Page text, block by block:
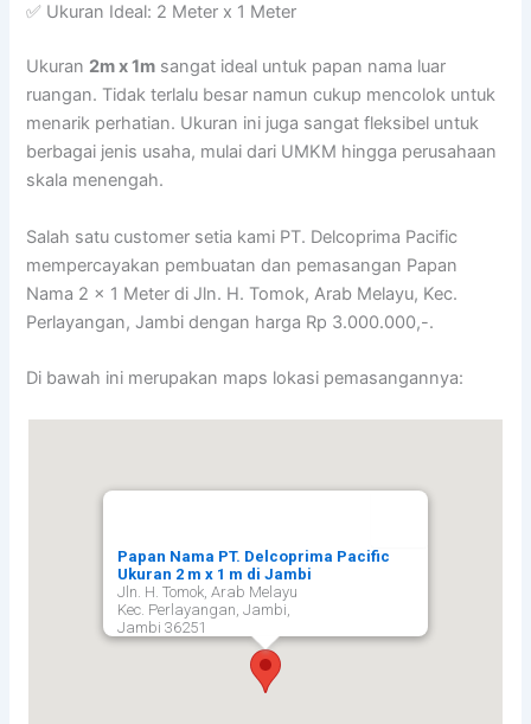
✅ Ukuran Ideal: 2 Meter x 1 Meter
Ukuran 2m x 1m sangat ideal untuk papan nama luar
ruangan. Tidak terlalu besar namun cukup mencolok untuk
menarik perhatian. Ukuran ini juga sangat fleksibel untuk
berbagai jenis usaha, mulai dari UMKM hingga perusahaan
skala menengah.
Salah satu customer setia kami PT. Delcoprima Pacific
mempercayakan pembuatan dan pemasangan Papan
Nama 2 x 1 Meter di Jln. H. Tomok, Arab Melayu, Kec.
Perlayangan, Jambi dengan harga Rp 3.000.000,-.
Di bawah ini merupakan maps lokasi pemasangannya:
Papan Nama PT. Delcoprima Pacific
Ukuran 2 m x 1 m di Jambi
Jln. H. Tomok, Arab Melayu
Kec. Perlayangan, Jambi,
Jambi 36251